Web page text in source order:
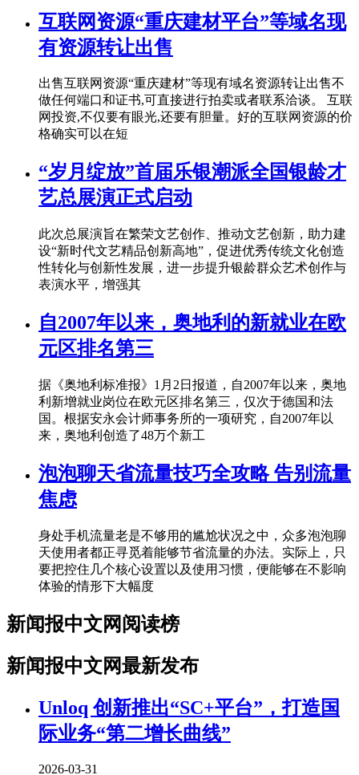
互联网资源“重庆建材平台”等域名现
有资源转让出售
出售互联网资源“重庆建材”等现有域名资源转让出售不
做任何端口和证书,可直接进行拍卖或者联系洽谈。 互联
网投资,不仅要有眼光,还要有胆量。好的互联网资源的价
格确实可以在短
“岁月绽放”首届乐银潮派全国银龄才
艺总展演正式启动
此次总展演旨在繁荣文艺创作、推动文艺创新，助力建
设“新时代文艺精品创新高地”，促进优秀传统文化创造
性转化与创新性发展，进一步提升银龄群众艺术创作与
表演水平，增强其
自2007年以来，奥地利的新就业在欧
元区排名第三
据《奥地利标准报》1月2日报道，自2007年以来，奥地
利新增就业岗位在欧元区排名第三，仅次于德国和法
国。根据安永会计师事务所的一项研究，自2007年以
来，奥地利创造了48万个新工
泡泡聊天省流量技巧全攻略 告别流量
焦虑
身处手机流量老是不够用的尴尬状况之中，众多泡泡聊
天使用者都正寻觅着能够节省流量的办法。实际上，只
要把控住几个核心设置以及使用习惯，便能够在不影响
体验的情形下大幅度
新闻报中文网阅读榜
新闻报中文网最新发布
Unloq 创新推出“SC+平台”，打造国
际业务“第二增长曲线”
2026-03-31